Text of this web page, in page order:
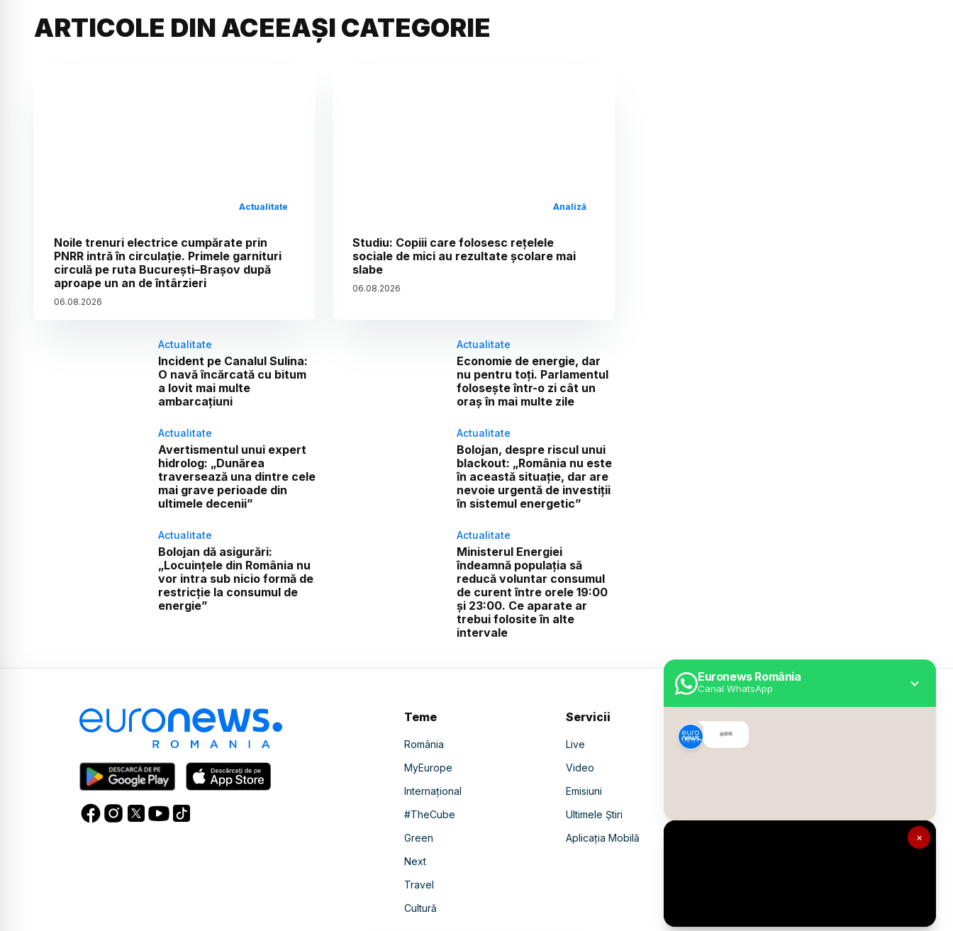
×
Euronews România
Canal WhatsApp
ARTICOLE DIN ACEEAȘI CATEGORIE
Actualitate
Noile trenuri electrice cumpărate prin
PNRR intră în circulație. Primele garnituri
circulă pe ruta București–Brașov după
aproape un an de întârzieri
06.08.2026
Analiză
Studiu: Copiii care folosesc rețelele
sociale de mici au rezultate școlare mai
slabe
06.08.2026
Actualitate
Incident pe Canalul Sulina:
O navă încărcată cu bitum
a lovit mai multe
ambarcațiuni
Actualitate
Economie de energie, dar
nu pentru toți. Parlamentul
folosește într-o zi cât un
oraș în mai multe zile
Actualitate
Avertismentul unui expert
hidrolog: „Dunărea
traversează una dintre cele
mai grave perioade din
ultimele decenii”
Actualitate
Bolojan, despre riscul unui
blackout: „România nu este
în această situație, dar are
nevoie urgentă de investiții
în sistemul energetic”
Actualitate
Bolojan dă asigurări:
„Locuințele din România nu
vor intra sub nicio formă de
restricție la consumul de
energie”
Actualitate
Ministerul Energiei
îndeamnă populația să
reducă voluntar consumul
de curent între orele 19:00
și 23:00. Ce aparate ar
trebui folosite în alte
intervale
Teme
România
MyEurope
Internațional
#TheCube
Green
Next
Travel
Cultură
Servicii
Live
Video
Emisiuni
Ultimele Știri
Aplicația Mobilă
Despre Euronews